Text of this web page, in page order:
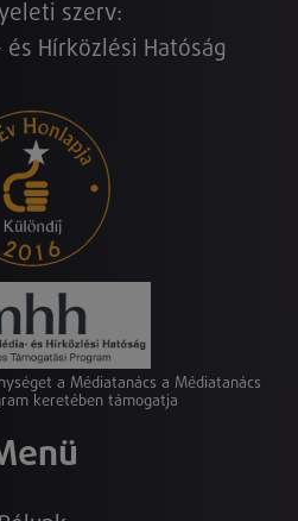
szerv:
Hírközlési Hatóság
a Médiatanács a Médiatanács
keretében támogatja